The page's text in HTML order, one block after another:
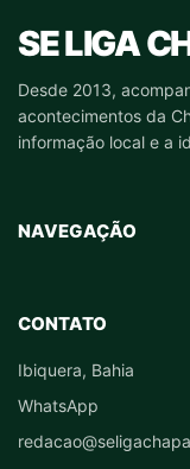
SE LIGA
Desde 2013,
acontecimentos da
informação local e a
NAVEGAÇÃO
CONTATO
Ibiquera, Bahia
WhatsApp